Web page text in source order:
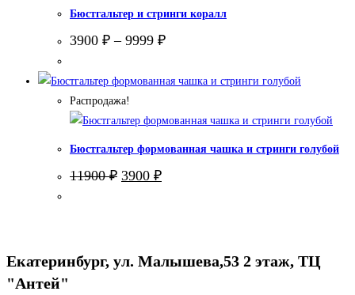
Бюстгальтер и стринги коралл
3900 ₽ – 9999 ₽
Распродажа!
Бюстгальтер формованная чашка и стринги голубой
11900₽ Первоначальная
цена
3900 ₽Текущая
цена:
Екатеринбург, ул. Малышева,53 2 этаж, ТЦ
"Антей"